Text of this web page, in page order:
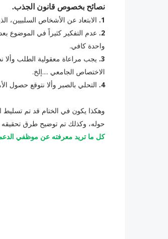
نصائح بخصوص قانون الجذب.
1. الابتعاد عن الأشخاص السلبيين،
2. ‏عدم التفكير كثيراً في الموضوع
واحدة كافي.
3. ‏يجب مراعاة معقولية الطلب وألا
الاختصاص الجامعي ....إلخ.
4. ‏ التحلي بالصبر وألا نتوقع حصول
وهكذا يكون في الختام قد تم تسليط
حوله، وكذلك تم توضيح طرق تحقيقه
كل ما تريد معرفته عن موظفي